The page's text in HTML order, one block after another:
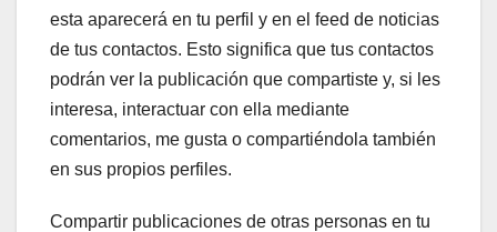
esta aparecerá en tu perfil y en el feed de noticias
de tus contactos. Esto significa que tus contactos
podrán ver la publicación que compartiste y, si les
interesa, interactuar con ella mediante
comentarios, me gusta o compartiéndola también
en sus propios perfiles.
Compartir publicaciones de otras personas en tu